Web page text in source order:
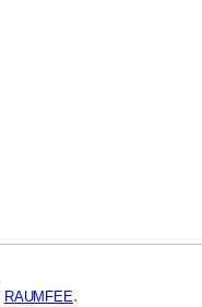
RAUMFEE.